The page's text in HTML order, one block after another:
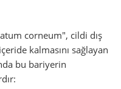
corneum", cildi dış
kalmasını sağlayan
bu bariyerin